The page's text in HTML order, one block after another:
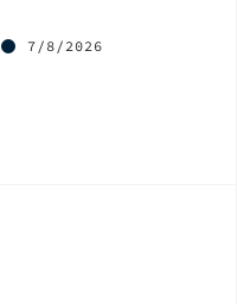
7/8/2026